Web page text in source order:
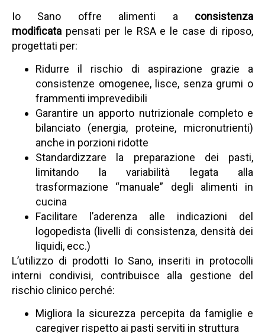
Io Sano offre alimenti a consistenza
modificata pensati per le RSA e le case di riposo,
progettati per:
Ridurre il rischio di aspirazione grazie a
consistenze omogenee, lisce, senza grumi o
frammenti imprevedibili
Garantire un apporto nutrizionale completo e
bilanciato (energia, proteine, micronutrienti)
anche in porzioni ridotte
Standardizzare la preparazione dei pasti,
limitando la variabilità legata alla
trasformazione “manuale” degli alimenti in
cucina
Facilitare l’aderenza alle indicazioni del
logopedista (livelli di consistenza, densità dei
liquidi, ecc.)
L’utilizzo di prodotti Io Sano, inseriti in protocolli
interni condivisi, contribuisce alla gestione del
rischio clinico perché:
Migliora la sicurezza percepita da famiglie e
caregiver rispetto ai pasti serviti in struttura